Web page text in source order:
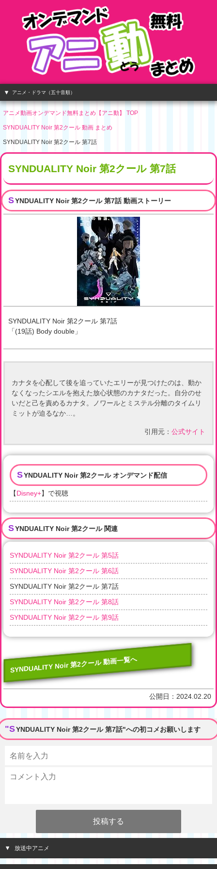
アニメ・ドラマ（五十音順）
アニメ動画オンデマンド無料まとめ【アニ動】 TOP
SYNDUALITY Noir 第2クール 動画 まとめ
SYNDUALITY Noir 第2クール 第7話
SYNDUALITY Noir 第2クール 第7話
SYNDUALITY Noir 第2クール 第7話 動画ストーリー
SYNDUALITY Noir 第2クール 第7話
「(19話) Body double 」
カナタを心配して後を追っていたエリーが見つけたのは、動か
なくなったシエルを抱えた放心状態のカナタだった。自分のせ
いだと己を責めるカナタ。ノワールとミステル分離のタイムリ
ミットが迫るなか…。
引用元： 公式サイト
SYNDUALITY Noir 第2クール オンデマンド配信
【Disney+】で視聴
SYNDUALITY Noir 第2クール 関連
SYNDUALITY Noir 第2クール 第5話
SYNDUALITY Noir 第2クール 第6話
SYNDUALITY Noir 第2クール 第7話
SYNDUALITY Noir 第2クール 第8話
SYNDUALITY Noir 第2クール 第9話
SYNDUALITY Noir 第2クール 動画一覧へ
公開日： 2024.02.20
"SYNDUALITY Noir 第2クール 第7話"への初コメお願いします
放送中アニメ